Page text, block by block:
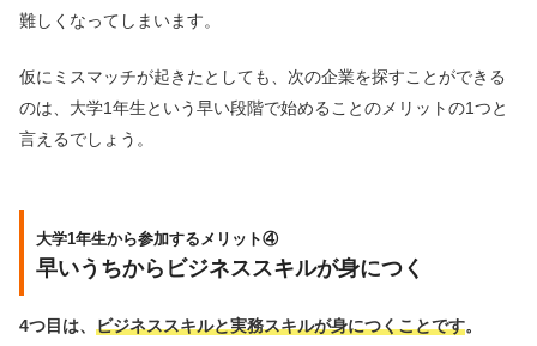
難しくなってしまいます。
仮にミスマッチが起きたとしても、次の企業を探すことができる
のは、大学1年生という早い段階で始めることのメリットの1つと
言えるでしょう。
大学1年生から参加するメリット④
早いうちからビジネススキルが身につく
4つ目は、 ビジネススキルと実務スキルが身につくことです。